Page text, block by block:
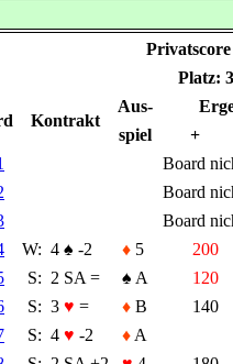
Platz:
Kontrakt
Aus-
spiel
+
Board
Board
Board
W: 4 ♠ -2 ♦ 5 200
S: 2 SA = ♠ A 120
S: 3 ♥ = ♦ B 140
S: 4 ♥ -2 ♦ A